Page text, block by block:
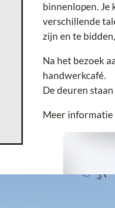
binnenlopen. Je
verschillende
zijn en te
Na het bezoek
handwerkcafé.
De deuren
Meer